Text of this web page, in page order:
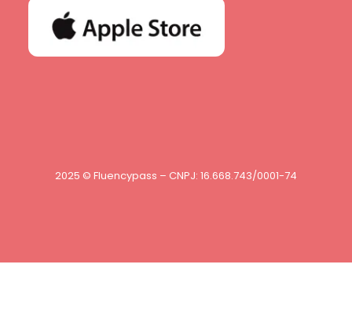
2025 © Fluencypass – CNPJ: 16.668.743/0001-74